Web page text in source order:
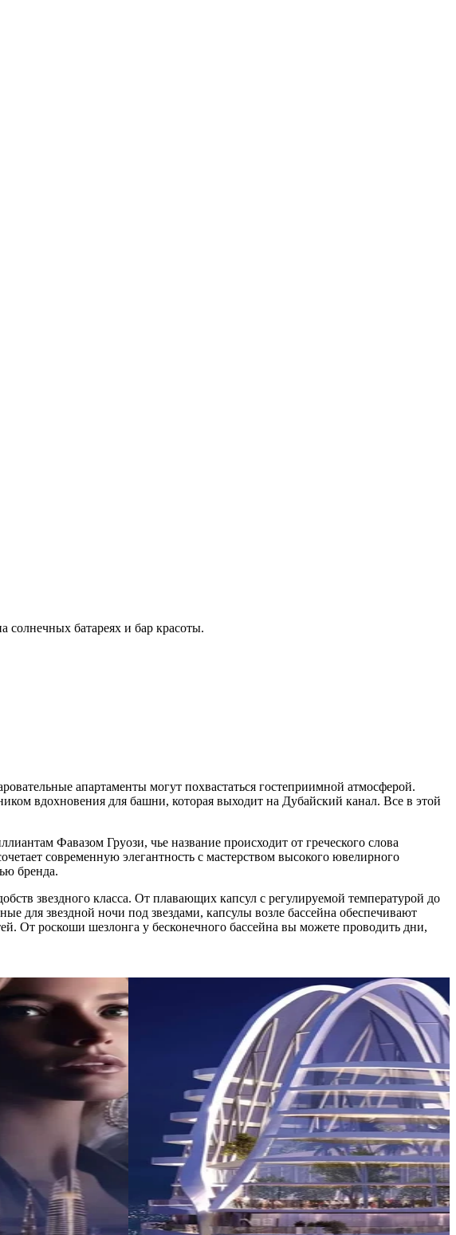
солнечных батареях и бар красоты.
апартаменты могут похвастаться гостеприимной атмосферой.
вдохновения для башни, которая выходит на Дубайский канал. Все в этой
Фавазом Груози, чье название происходит от греческого слова
современную элегантность с мастерством высокого ювелирного
бренда.
звездного класса. От плавающих капсул с регулируемой температурой до
для звездной ночи под звездами, капсулы возле бассейна обеспечивают
От роскоши шезлонга у бесконечного бассейна вы можете проводить дни,